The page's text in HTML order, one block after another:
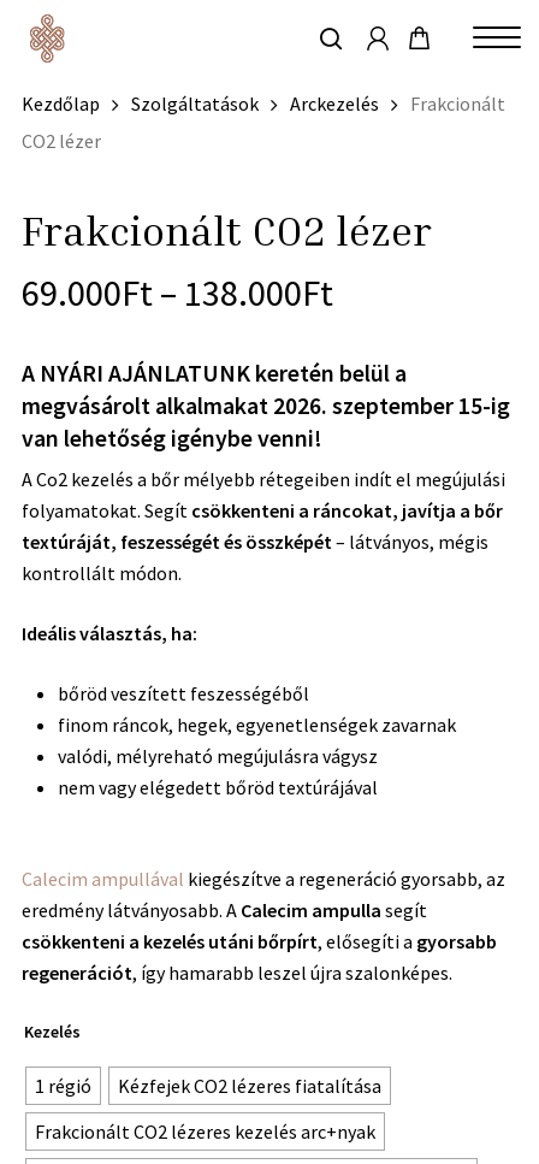
content
keresés
Kezdőlap Szolgáltatások Arckezelés
Frakcionált
CO2 lézer
Frakcionált CO2 lézer
69.000Ft– 138.000Ft
A NYÁRI AJÁNLATUNK keretén belül a
megvásárolt alkalmakat 2026. szeptember 15-ig
van lehetőség igénybe venni!
A Co2 kezelés a bőr mélyebb rétegeiben indít el megújulási
folyamatokat. Segít csökkenteni a ráncokat, javítja a bőr
textúráját, feszességét és összképét– látványos, mégis
kontrollált módon.
Ideális választás, ha:
bőröd veszített feszességéből
finom ráncok, hegek, egyenetlenségek zavarnak
valódi, mélyreható megújulásra vágysz
nem vagy elégedett bőröd textúrájával
Calecim ampullával kiegészítve a regeneráció gyorsabb, az
eredmény látványosabb. A Calecim ampulla segít
csökkenteni a kezelés utáni bőrpírt, elősegíti a gyorsabb
regenerációt, így hamarabb leszel újra szalonképes.
Kezelés
1 régió
Kézfejek CO2 lézeres fiatalítása
Frakcionált CO2 lézeres kezelés arc+nyak
Menu